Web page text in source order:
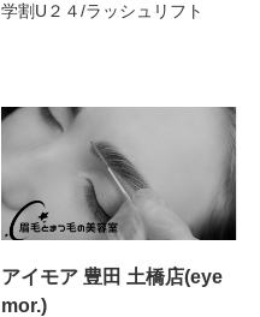
学割U２４/ラッシュリフト
アイモア 豊田 土橋店(eye
mor.)